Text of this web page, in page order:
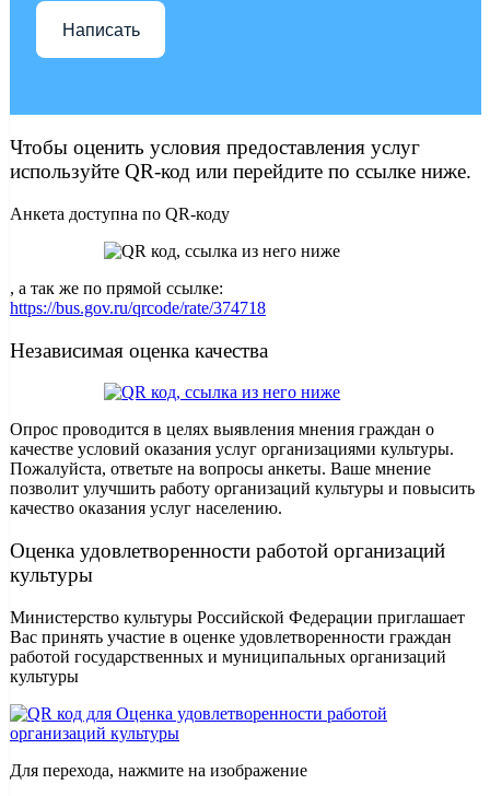
Написать
Чтобы оценить условия предоставления услуг
используйте QR-код или перейдите по ссылке ниже.
Анкета доступна по QR-коду
, а так же по прямой ссылке:
https://bus.gov.ru/qrcode/rate/374718
Независимая оценка качества
Опрос проводится в целях выявления мнения граждан о
качестве условий оказания услуг организациями культуры.
Пожалуйста, ответьте на вопросы анкеты. Ваше мнение
позволит улучшить работу организаций культуры и повысить
качество оказания услуг населению.
Оценка удовлетворенности работой организаций
культуры
Министерство культуры Российской Федерации приглашает
Вас принять участие в оценке удовлетворенности граждан
работой государственных и муниципальных организаций
культуры
Для перехода, нажмите на изображение